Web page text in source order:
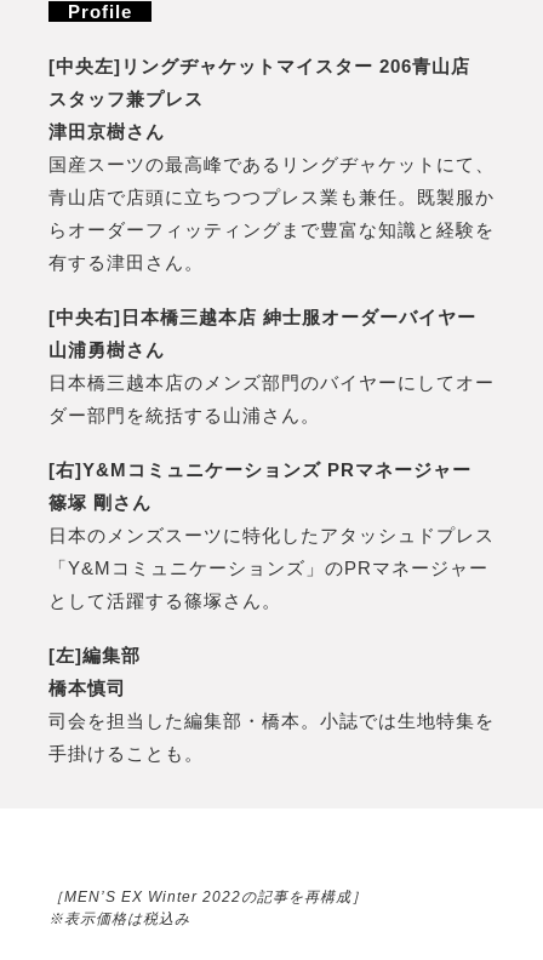
Profile
[中央左]リングヂャケットマイスター 206青山店
スタッフ兼プレス
津田京樹さん
国産スーツの最高峰であるリングヂャケットにて、
青山店で店頭に立ちつつプレス業も兼任。既製服か
らオーダーフィッティングまで豊富な知識と経験を
有する津田さん。
[中央右]日本橋三越本店 紳士服オーダーバイヤー
山浦勇樹さん
日本橋三越本店のメンズ部門のバイヤーにしてオー
ダー部門を統括する山浦さん。
[右]Y&Mコミュニケーションズ PRマネージャー
篠塚 剛さん
日本のメンズスーツに特化したアタッシュドプレス
「Y&Mコミュニケーションズ」のPRマネージャー
として活躍する篠塚さん。
[左]編集部
橋本慎司
司会を担当した編集部・橋本。小誌では生地特集を
手掛けることも。
［MEN’S EX Winter 2022の記事を再構成］
※表示価格は税込み